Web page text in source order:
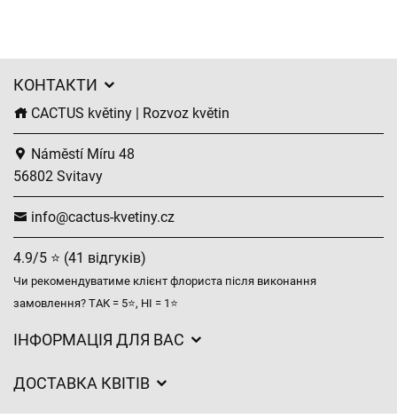
КОНТАКТИ
CACTUS květiny | Rozvoz květin
Náměstí Míru 48
56802 Svitavy
info@cactus-kvetiny.cz
4.9/5 ⭐ (41 відгуків)
Чи рекомендуватиме клієнт флориста після виконання
замовлення? ТАК = 5⭐, НІ = 1⭐
ІНФОРМАЦІЯ ДЛЯ ВАС
Захист персональних даних
ДОСТАВКА КВІТІВ
Вартість доставки